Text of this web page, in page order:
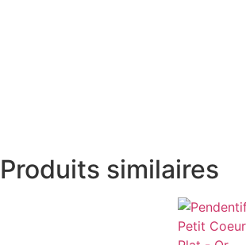
Produits similaires